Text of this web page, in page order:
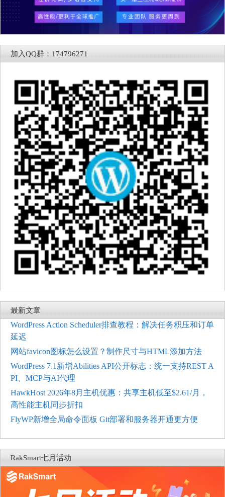
加入QQ群：174796271
最新文章
WordPress Action Scheduler排查教程：解决任务积压和订单
延迟
网站favicon图标怎么设置？制作尺寸与HTML添加方法
WordPress 7.1新增Abilities API公开标志：统一支持REST A
PI、MCP与AI代理
HawkHost 2026年8月主机优惠：共享主机低至$2.61/月，
高性能主机同步折扣
FlyWP新增全局命令面板 Git部署和服务器开通更方便
RakSmart七月活动